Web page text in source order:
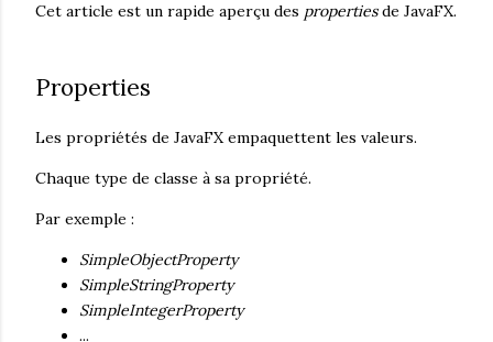
Cet article est un rapide aperçu des propertiesde JavaFX.
Properties
Les propriétés de JavaFX empaquettent les valeurs.
Chaque type de classe à sa propriété.
Par exemple :
SimpleObjectProperty
SimpleStringProperty
SimpleIntegerProperty
...